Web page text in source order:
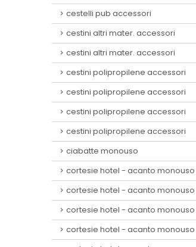
cestelli pub accessori
cestini altri mater. accessori
cestini altri mater. accessori
cestini polipropilene accessori
cestini polipropilene accessori
cestini polipropilene accessori
cestini polipropilene accessori
ciabatte monouso
cortesie hotel - acanto monouso
cortesie hotel - acanto monouso
cortesie hotel - acanto monouso
cortesie hotel - acanto monouso